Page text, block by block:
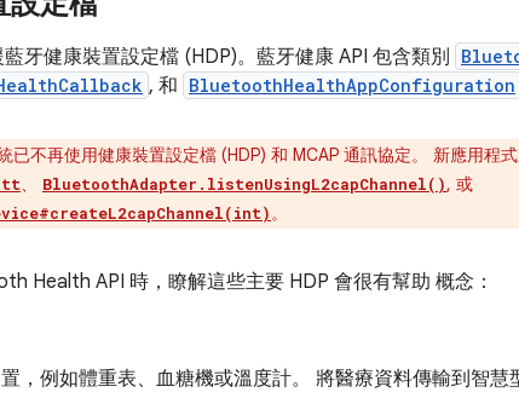
牙健康裝置設定檔 (HDP)。藍牙健康 API 包含類別
, 和 BluetoothHealthAppConfiguration
已不再使用健康裝置設定檔 (HDP) 和 MCAP 通訊協定。 新應用程
、 BluetoothAdapter.listenUsingL2capChannel(), 或
。
Health API 時，瞭解這些主要 HDP 會很有幫助 概念：
，例如體重表、血糖機或溫度計。 將醫療資料傳輸到智